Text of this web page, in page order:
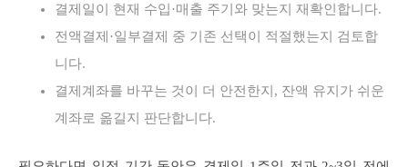
결제일이 현재 수입·매출 주기와 맞는지 재확인합니다.
전액결제·일부결제 중 기존 선택이 적절했는지 검토합
니다.
결제계좌를 바꾸는 것이 더 안전한지, 잔액 유지가 쉬운
계좌로 옮길지 판단합니다.